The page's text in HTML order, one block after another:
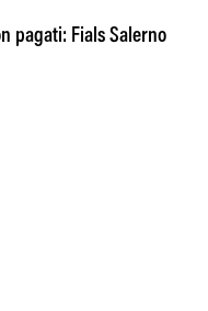
pagati: Fials Salerno